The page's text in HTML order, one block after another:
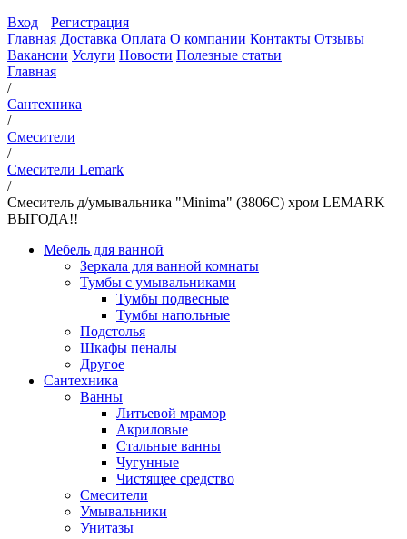
Вход
Регистрация
Главная Доставка Оплата О компании Контакты Отзывы
Вакансии Услуги Новости Полезные статьи
Главная
/
Сантехника
/
Смесители
/
Смесители Lemark
/
Смеситель д/умывальника "Minima" (3806C) хром LEMARK
ВЫГОДА!!
Мебель для ванной
Зеркала для ванной комнаты
Тумбы с умывальниками
Тумбы подвесные
Тумбы напольные
Подстолья
Шкафы пеналы
Другое
Сантехника
Ванны
Литьевой мрамор
Акриловые
Стальные ванны
Чугунные
Чистящее средство
Смесители
Умывальники
Унитазы